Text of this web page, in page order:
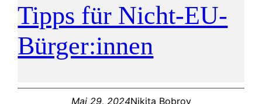
Tipps für Nicht-EU-
Bürger:innen
Mai 29, 2024Nikita Bobrov